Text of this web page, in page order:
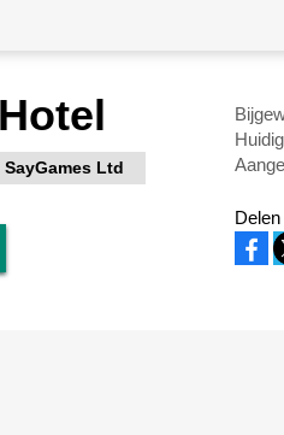
SayGames Ltd